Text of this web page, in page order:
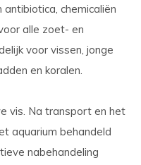
chemicaliën
alle zoet- en
voor vissen, jonge
en koralen.
vis. Na transport en het
aquarium behandeld
nabehandeling